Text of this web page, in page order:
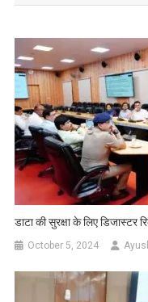
डाटा की सुरक्षा के लिए डिजास्टर
October 5, 2024